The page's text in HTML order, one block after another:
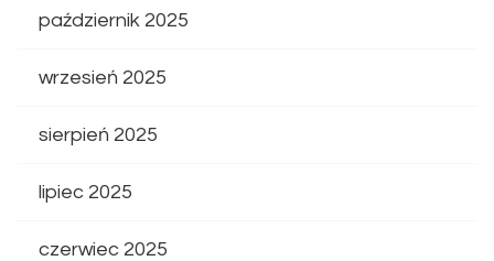
październik 2025
wrzesień 2025
sierpień 2025
lipiec 2025
czerwiec 2025